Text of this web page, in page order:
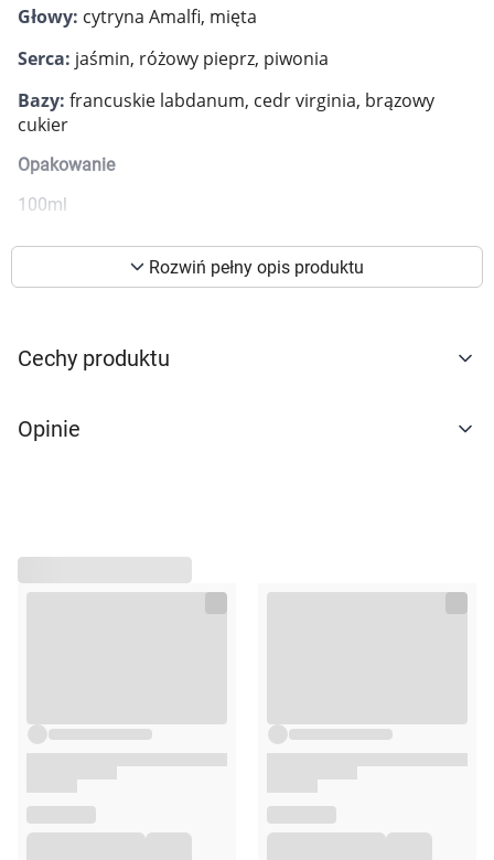
dostosowania zawartości serwisu do Twoich
preferencji. Więcej informacji znajdziesz w
cookies poprzez kliknięcie przycisku
AKCEPTUJĘ WSZYSTKIE
Głowy: cytryna Amalfi, mięta
Serca: jaśmin, różowy pieprz, piwonia
Bazy: francuskie labdanum, cedr virginia, brązowy
cukier
Opakowanie
100ml
Rozwiń pełny opis produktu
Cechy produktu
Opinie